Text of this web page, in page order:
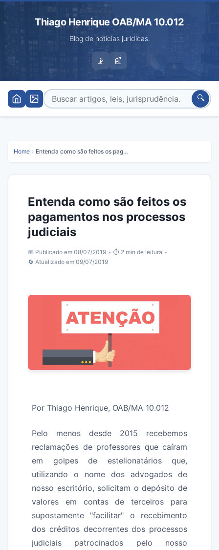
Thiago Henrique OAB/MA 10.012
Blog de notícias jurídicas.
📡 📰
🔍
Home › Entenda como são feitos os pagamentos nos processos judiciais
Entenda como são feitos os
pagamentos nos processos
judiciais
📅 Publicado em 08/07/2019 • ⏱️ 2 min de leitura •
🔄 Atualizado em 09/07/2019
Por Thiago Henrique, OAB/MA 10.012
Pelo menos desde 2015 recebemos
reclamações de professores que caíram
em golpes de estelionatários que,
utilizando o nome dos advogados de
nosso escritório, solicitam o depósito de
valores em contas de terceiros para
supostamente "facilitar" o recebimento
dos créditos decorrentes dos processos
judiciais patrocinados pelo nosso